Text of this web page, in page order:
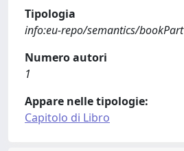
Tipologia
info:eu-repo/semantics/bookPart
Numero autori
1
Appare nelle tipologie:
Capitolo di Libro